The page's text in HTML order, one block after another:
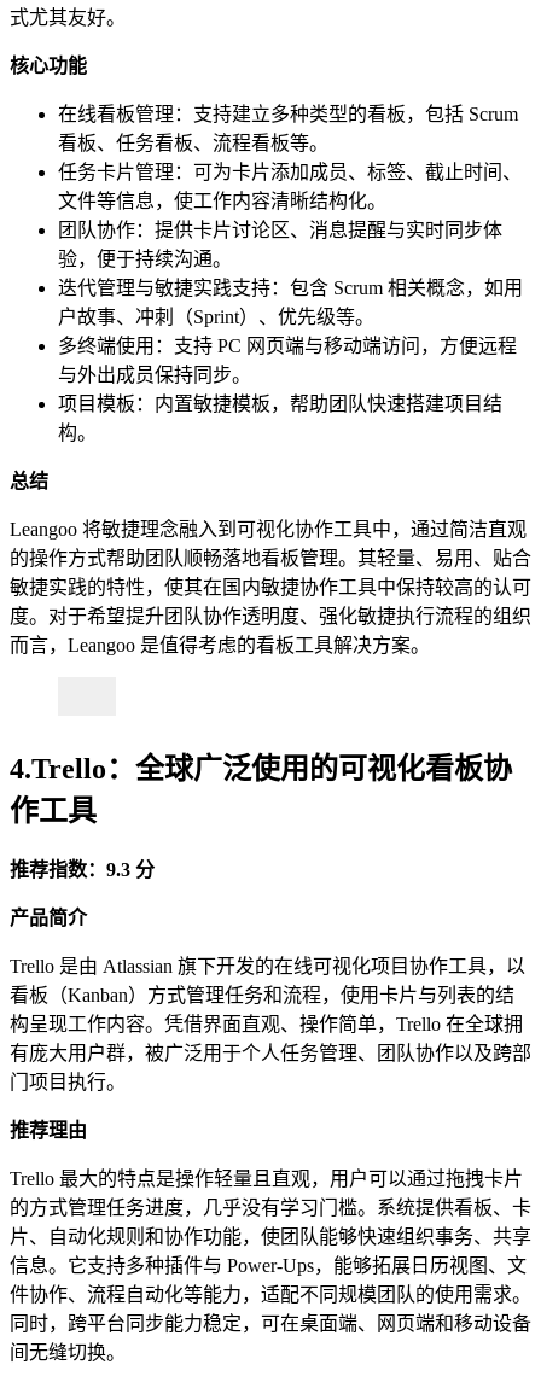
式尤其友好。
核心功能
在线看板管理：支持建立多种类型的看板，包括 Scrum
看板、任务看板、流程看板等。
任务卡片管理：可为卡片添加成员、标签、截止时间、
文件等信息，使工作内容清晰结构化。
团队协作：提供卡片讨论区、消息提醒与实时同步体
验，便于持续沟通。
迭代管理与敏捷实践支持：包含 Scrum 相关概念，如用
户故事、冲刺（Sprint）、优先级等。
多终端使用：支持 PC 网页端与移动端访问，方便远程
与外出成员保持同步。
项目模板：内置敏捷模板，帮助团队快速搭建项目结
构。
总结
Leangoo 将敏捷理念融入到可视化协作工具中，通过简洁直观
的操作方式帮助团队顺畅落地看板管理。其轻量、易用、贴合
敏捷实践的特性，使其在国内敏捷协作工具中保持较高的认可
度。对于希望提升团队协作透明度、强化敏捷执行流程的组织
而言，Leangoo 是值得考虑的看板工具解决方案。
4.Trello：全球广泛使用的可视化看板协
作工具
推荐指数：9.3 分
产品简介
Trello 是由 Atlassian 旗下开发的在线可视化项目协作工具，以
看板（Kanban）方式管理任务和流程，使用卡片与列表的结
构呈现工作内容。凭借界面直观、操作简单，Trello 在全球拥
有庞大用户群，被广泛用于个人任务管理、团队协作以及跨部
门项目执行。
推荐理由
Trello 最大的特点是操作轻量且直观，用户可以通过拖拽卡片
的方式管理任务进度，几乎没有学习门槛。系统提供看板、卡
片、自动化规则和协作功能，使团队能够快速组织事务、共享
信息。它支持多种插件与 Power-Ups，能够拓展日历视图、文
件协作、流程自动化等能力，适配不同规模团队的使用需求。
同时，跨平台同步能力稳定，可在桌面端、网页端和移动设备
间无缝切换。